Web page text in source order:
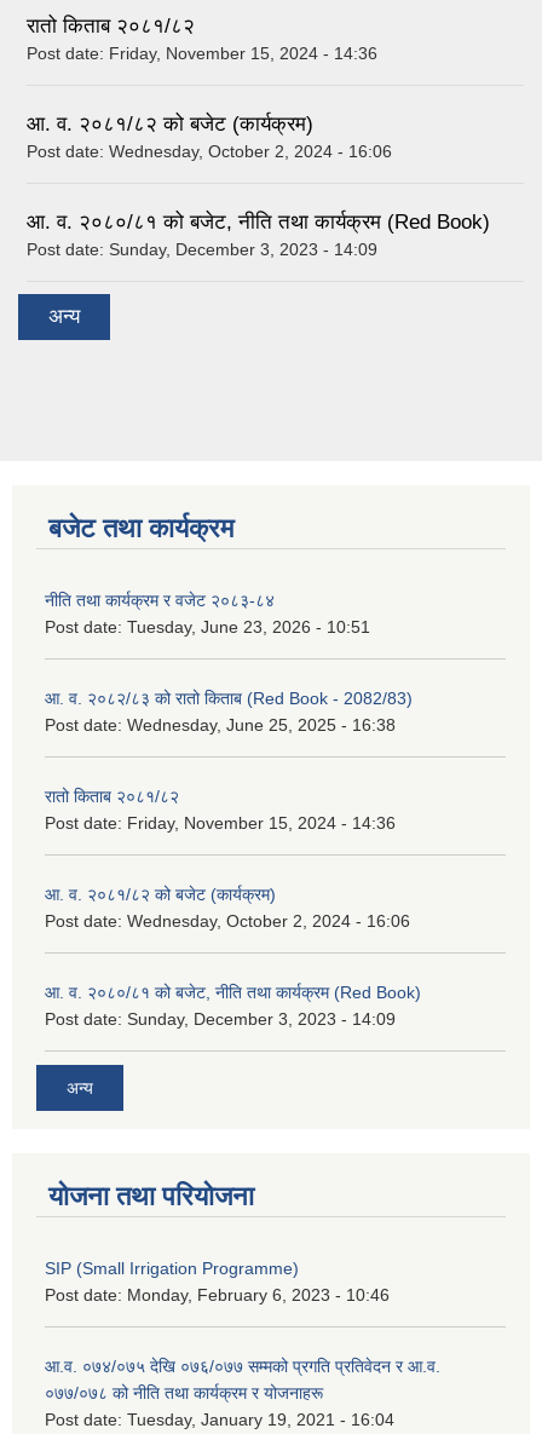
रातो किताब २०८१/८२
Post date: Friday, November 15, 2024 - 14:36
आ. व. २०८१/८२ को बजेट (कार्यक्रम)
Post date: Wednesday, October 2, 2024 - 16:06
आ. व. २०८०/८१ को बजेट, नीति तथा कार्यक्रम (Red Book)
Post date: Sunday, December 3, 2023 - 14:09
अन्य
बजेट तथा कार्यक्रम
नीति तथा कार्यक्रम र वजेट २०८३-८४
Post date: Tuesday, June 23, 2026 - 10:51
आ. व. २०८२/८३ को रातो किताब (Red Book - 2082/83)
Post date: Wednesday, June 25, 2025 - 16:38
रातो किताब २०८१/८२
Post date: Friday, November 15, 2024 - 14:36
आ. व. २०८१/८२ को बजेट (कार्यक्रम)
Post date: Wednesday, October 2, 2024 - 16:06
आ. व. २०८०/८१ को बजेट, नीति तथा कार्यक्रम (Red Book)
Post date: Sunday, December 3, 2023 - 14:09
अन्य
योजना तथा परियोजना
SIP (Small Irrigation Programme)
Post date: Monday, February 6, 2023 - 10:46
आ.व. ०७४/०७५ देखि ०७६/०७७ सम्मको प्रगति प्रतिवेदन र आ.व.
०७७/०७८ को नीति तथा कार्यक्रम र योजनाहरू
Post date: Tuesday, January 19, 2021 - 16:04